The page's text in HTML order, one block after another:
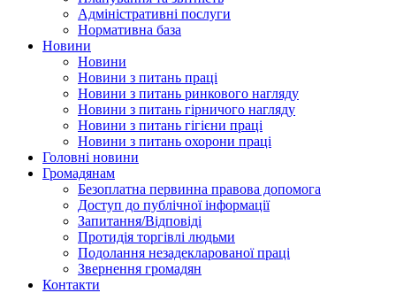
Адміністративні послуги
Нормативна база
Новини
Новини
Новини з питань праці
Новини з питань ринкового нагляду
Новини з питань гірничого нагляду
Новини з питань гігієни праці
Новини з питань охорони праці
Головні новини
Громадянам
Безоплатна первинна правова допомога
Доступ до публічної інформації
Запитання/Відповіді
Протидія торгівлі людьми
Подолання незадекларованої праці
Звернення громадян
Контакти